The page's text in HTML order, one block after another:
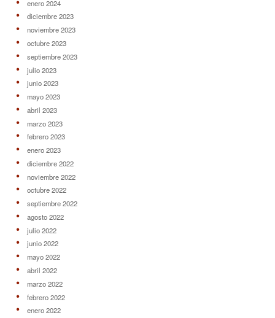
enero 2024
diciembre 2023
noviembre 2023
octubre 2023
septiembre 2023
julio 2023
junio 2023
mayo 2023
abril 2023
marzo 2023
febrero 2023
enero 2023
diciembre 2022
noviembre 2022
octubre 2022
septiembre 2022
agosto 2022
julio 2022
junio 2022
mayo 2022
abril 2022
marzo 2022
febrero 2022
enero 2022